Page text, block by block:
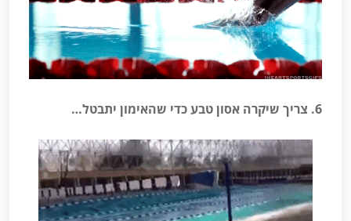
6. צריך שיקרה אסון טבע כדי שהאימון יתבטל…